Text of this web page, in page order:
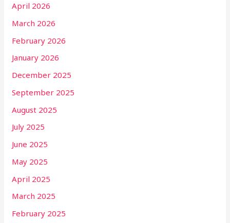
April 2026
March 2026
February 2026
January 2026
December 2025
September 2025
August 2025
July 2025
June 2025
May 2025
April 2025
March 2025
February 2025